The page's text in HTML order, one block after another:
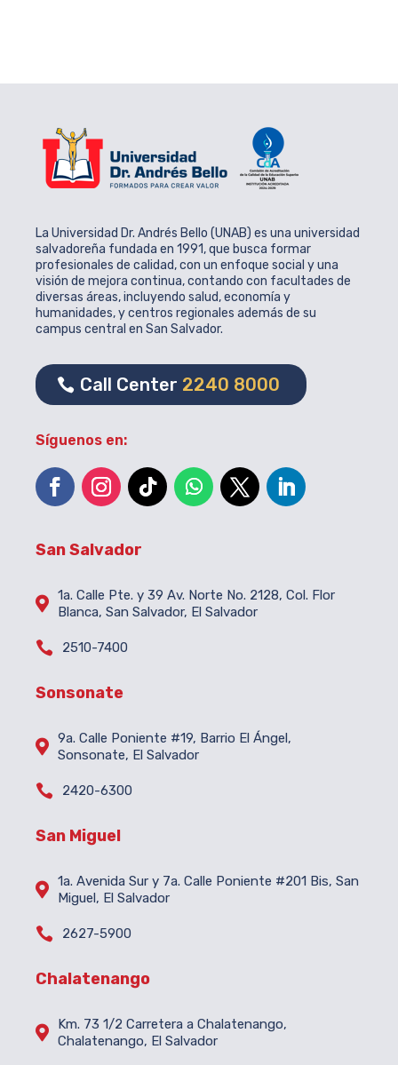
La Universidad Dr. Andrés Bello (UNAB) es una universidad
salvadoreña fundada en 1991, que busca formar
profesionales de calidad, con un enfoque social y una
visión de mejora continua, contando con facultades de
diversas áreas, incluyendo salud, economía y
humanidades, y centros regionales además de su
campus central en San Salvador.
Call Center 2240 8000
Síguenos en:
San Salvador
 1a. Calle Pte. y 39 Av. Norte No. 2128, Col. Flor
Blanca, San Salvador, El Salvador
 2510-7400
Sonsonate
 9a. Calle Poniente #19, Barrio El Ángel,
Sonsonate, El Salvador
 2420-6300
San Miguel
 1a. Avenida Sur y 7a. Calle Poniente #201 Bis, San
Miguel, El Salvador
 2627-5900
Chalatenango

Km. 73 1/2 Carretera a Chalatenango,
Chalatenango, El Salvador